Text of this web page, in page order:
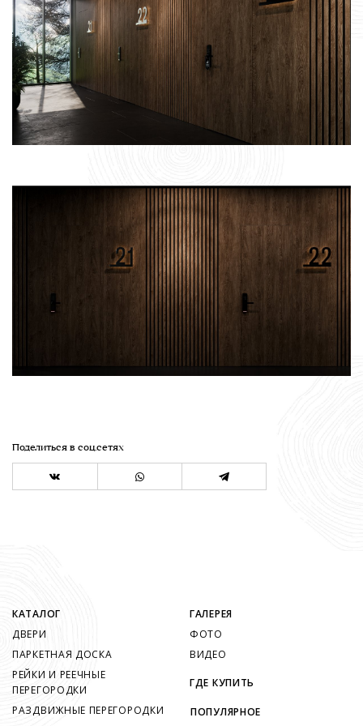
Поделиться в соц.сетях
КАТАЛОГ
ДВЕРИ
ПАРКЕТНАЯ ДОСКА
РЕЙКИ И РЕЕЧНЫЕ
ПЕРЕГОРОДКИ
РАЗДВИЖНЫЕ ПЕРЕГОРОДКИ
ГАЛЕРЕЯ
ФОТО
ВИДЕО
ГДЕ КУПИТЬ
ПОПУЛЯРНОЕ